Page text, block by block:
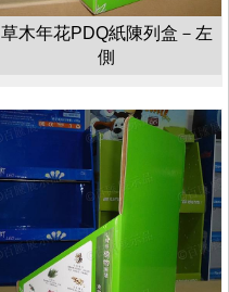
草木年花PDQ紙陳列盒－左
側